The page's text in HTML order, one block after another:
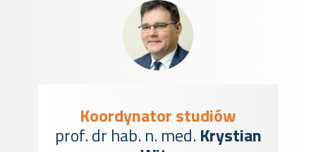
Koordynator studiów
prof. dr hab. n. med. Krystian